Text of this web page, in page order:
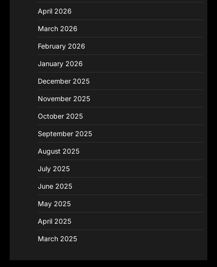
April 2026
March 2026
February 2026
January 2026
December 2025
November 2025
October 2025
September 2025
August 2025
July 2025
June 2025
May 2025
April 2025
March 2025